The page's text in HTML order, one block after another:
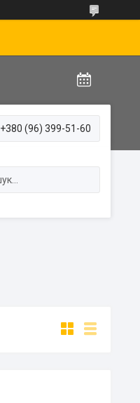
+380 (96) 399-51-60